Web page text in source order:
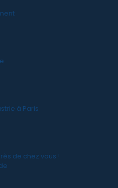
à Paris
de chez vous !